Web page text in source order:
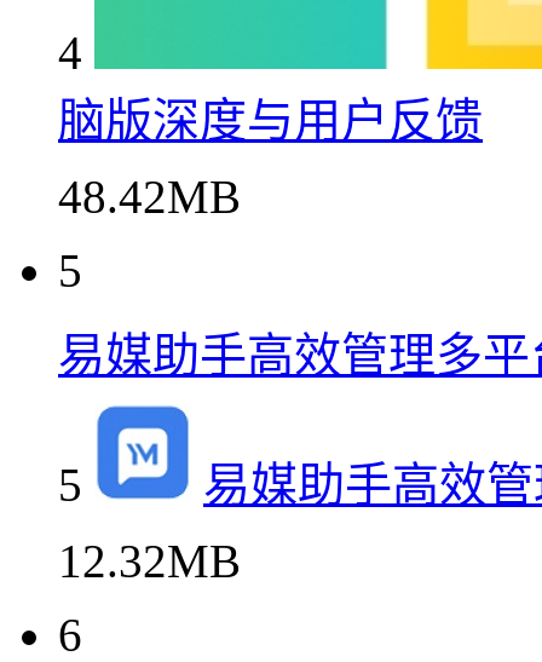
4
脑版深度与用户反馈
48.42MB
5
易媒助手高效管理多
5
易媒助手高效
12.32MB
6